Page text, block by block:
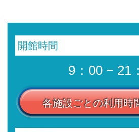
開館時間
9：00 − 21
各施設ごとの利用時